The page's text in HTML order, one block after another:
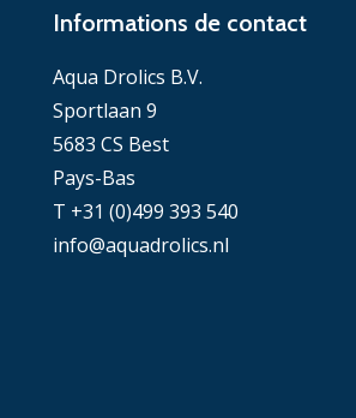
Informations de contact
Aqua Drolics B.V.
Sportlaan 9
5683 CS Best
Pays-Bas
T +31 (0)499 393 540
info@aquadrolics.nl